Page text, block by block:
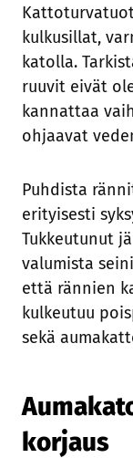
kulkusillat,
katolla.
ruuvit eivät
kannattaa
ohjaavat
Puhdista
erityisesti
Tukkeutunut
valumista
että rännien
kulkeutuu
sekä
korjaus